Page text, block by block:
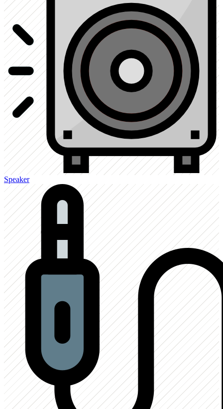
Speaker